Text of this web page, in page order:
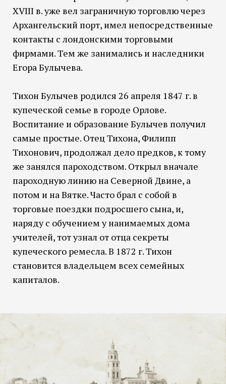
XVIII в. уже вел заграничную торговлю через
Архангельский порт, имел непосредственные
контакты с лондонскими торговыми
фирмами. Тем же занимались и наследники
Егора Булычева.
Тихон Булычев родился 26 апреля 1847 г. в
купеческой семье в городе Орлове.
Воспитание и образование Булычев получил
самые простые. Отец Тихона, Филипп
Тихонович, продолжал дело предков, к тому
же занялся пароходством. Открыл вначале
пароходную линию на Северной Двине, а
потом и на Вятке. Часто брал с собой в
торговые поездки подросшего сына, и,
наряду с обучением у нанимаемых дома
учителей, тот узнал от отца секреты
купеческого ремесла. В 1872 г. Тихон
становится владельцем всех семейных
капиталов.